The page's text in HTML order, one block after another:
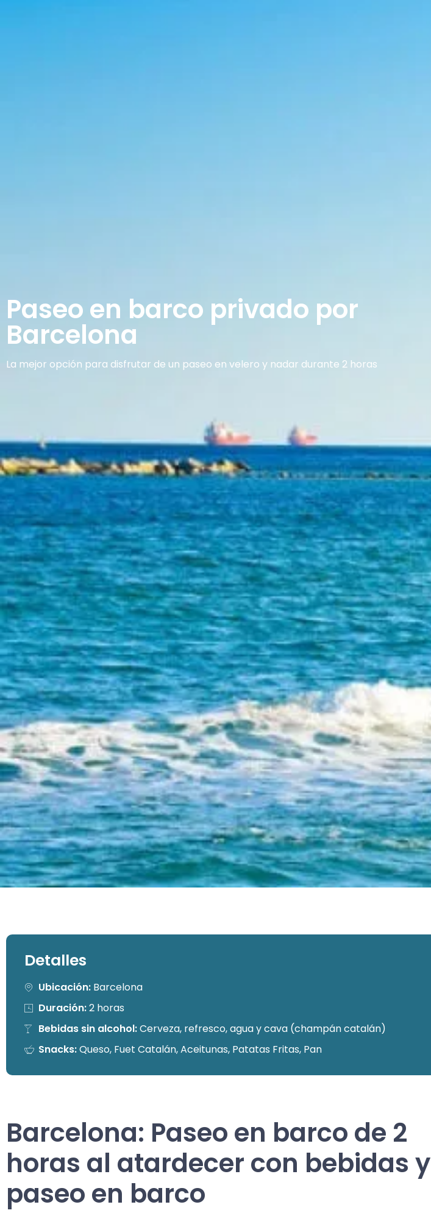
Paseo en barco privado por
Barcelona
La mejor opción para disfrutar de un paseo en velero y nadar durante 2 horas
Detalles
Ubicación:Barcelona
Duración:2 horas
Bebidas sin alcohol:Cerveza, refresco, agua y cava (champán catalán)
Snacks:Queso, Fuet Catalán, Aceitunas, Patatas Fritas, Pan
Barcelona: Paseo en barco de 2
horas al atardecer con bebidas y
paseo en barco